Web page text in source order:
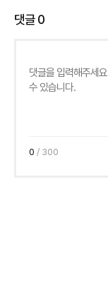
댓글0
0 / 300